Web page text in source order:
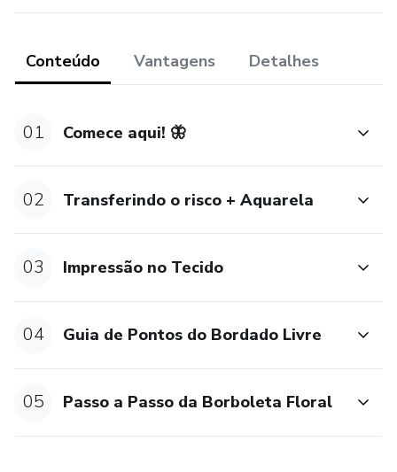
Vídeo Aulas: Passo a passo de como bordar da Borboleta
Vídeo Aulas: Como imprimir o risco em um bastidor de
Vídeo Aulas: Como aquarelar a Borboleta Floral
E-book passo a passo para bordar a Borboleta Floral;
+ bônus: Risco da Casa Floral;
Conteúdo Vantagens Detalhes
01 Comece aqui! 🦋
02 Transferindo o risco + Aquarela
03 Impressão no Tecido
04 Guia de Pontos do Bordado Livre
05 Passo a Passo da Borboleta Floral